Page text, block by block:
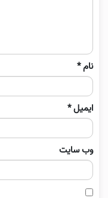
نام*
ایمیل*
وب‌ سایت